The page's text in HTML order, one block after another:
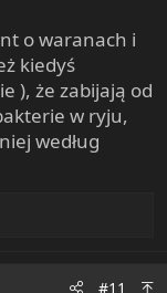
o waranach i
kiedyś
), że zabijają od
w ryju,
według
#11